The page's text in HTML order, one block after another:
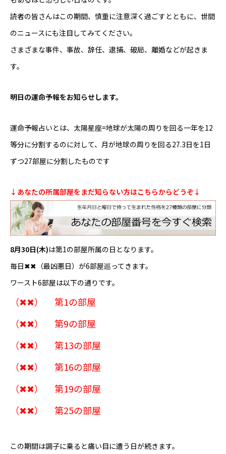
読者の皆さんはこの期間、慎重に注意深く過ごすとともに、世間
のニュースにも注目してみてください。
さまざまな事件、事故、辞任、逮捕、破局、離婚などが起きま
す。
明日の運命予報をお知らせします。
運命予報占いとは、太陽星座=地球が太陽の周りを回る一年を12
等分に分割するのに対して、月が地球の周りを回る27.3日を1日
ずつ27部屋に分割したものです
↓あなたの所属部屋をまだ知らない方はこちらからどうぞ↓
8月30日(木)は第1の部屋所属の日となります。
毎日✖✖（最凶悪日）が6部屋巡ってきます。
ワースト6部屋は以下の通りです。
（✖✖） 第1の部屋
（✖✖） 第9の部屋
（✖✖） 第13の部屋
（✖✖） 第16の部屋
（✖✖） 第19の部屋
（✖✖） 第25の部屋
この期間は調子に乗ると痛い目に遭う日が続きます。